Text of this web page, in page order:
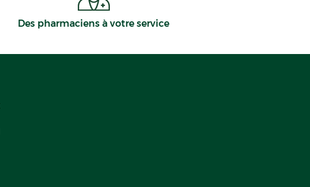
Des pharmaciens à votre service